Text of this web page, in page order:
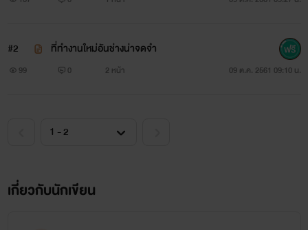
#2 ที่ทำงานใหม่อันช่างน่าจดจำ
99 0 2 หน้า 09 ต.ค. 2561 09:10 น.
เกี่ยวกับนักเขียน